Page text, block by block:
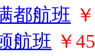
都航班
航班 ￥